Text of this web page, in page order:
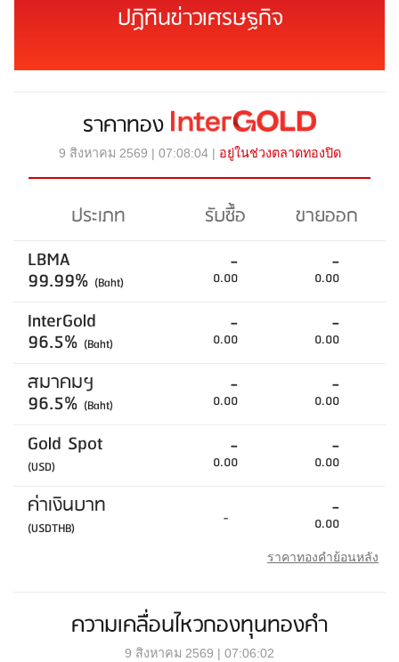
ปฏิทินข่าวเศรษฐกิจ
ราคาทอง
9 สิงหาคม 2569 | 07:08:04 | อยู่ในช่วงตลาดทองปิด
ประเภท รับซื้อ
ขายออก
LBMA
99.99% (Baht)
-
0.00
-
0.00
InterGold
96.5% (Baht)
-
0.00
-
0.00
สมาคมฯ
96.5% (Baht)
-
0.00
-
0.00
Gold Spot
(USD)
-
0.00
-
0.00
ค่าเงินบาท
(USDTHB) - -
0.00
ราคาทองคำย้อนหลัง
ความเคลื่อนไหวกองทุนทองคำ
9 สิงหาคม 2569 | 07:06:02